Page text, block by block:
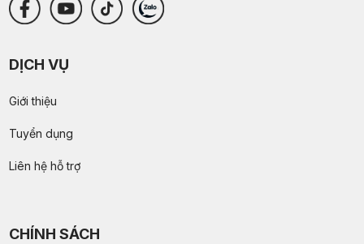
DỊCH VỤ
Giới thiệu
Tuyển dụng
Liên hệ hỗ trợ
CHÍNH SÁCH